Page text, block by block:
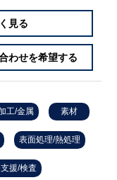
見る
わせを希望する
工/金属 素材
表面処理/熱処理
援/検査